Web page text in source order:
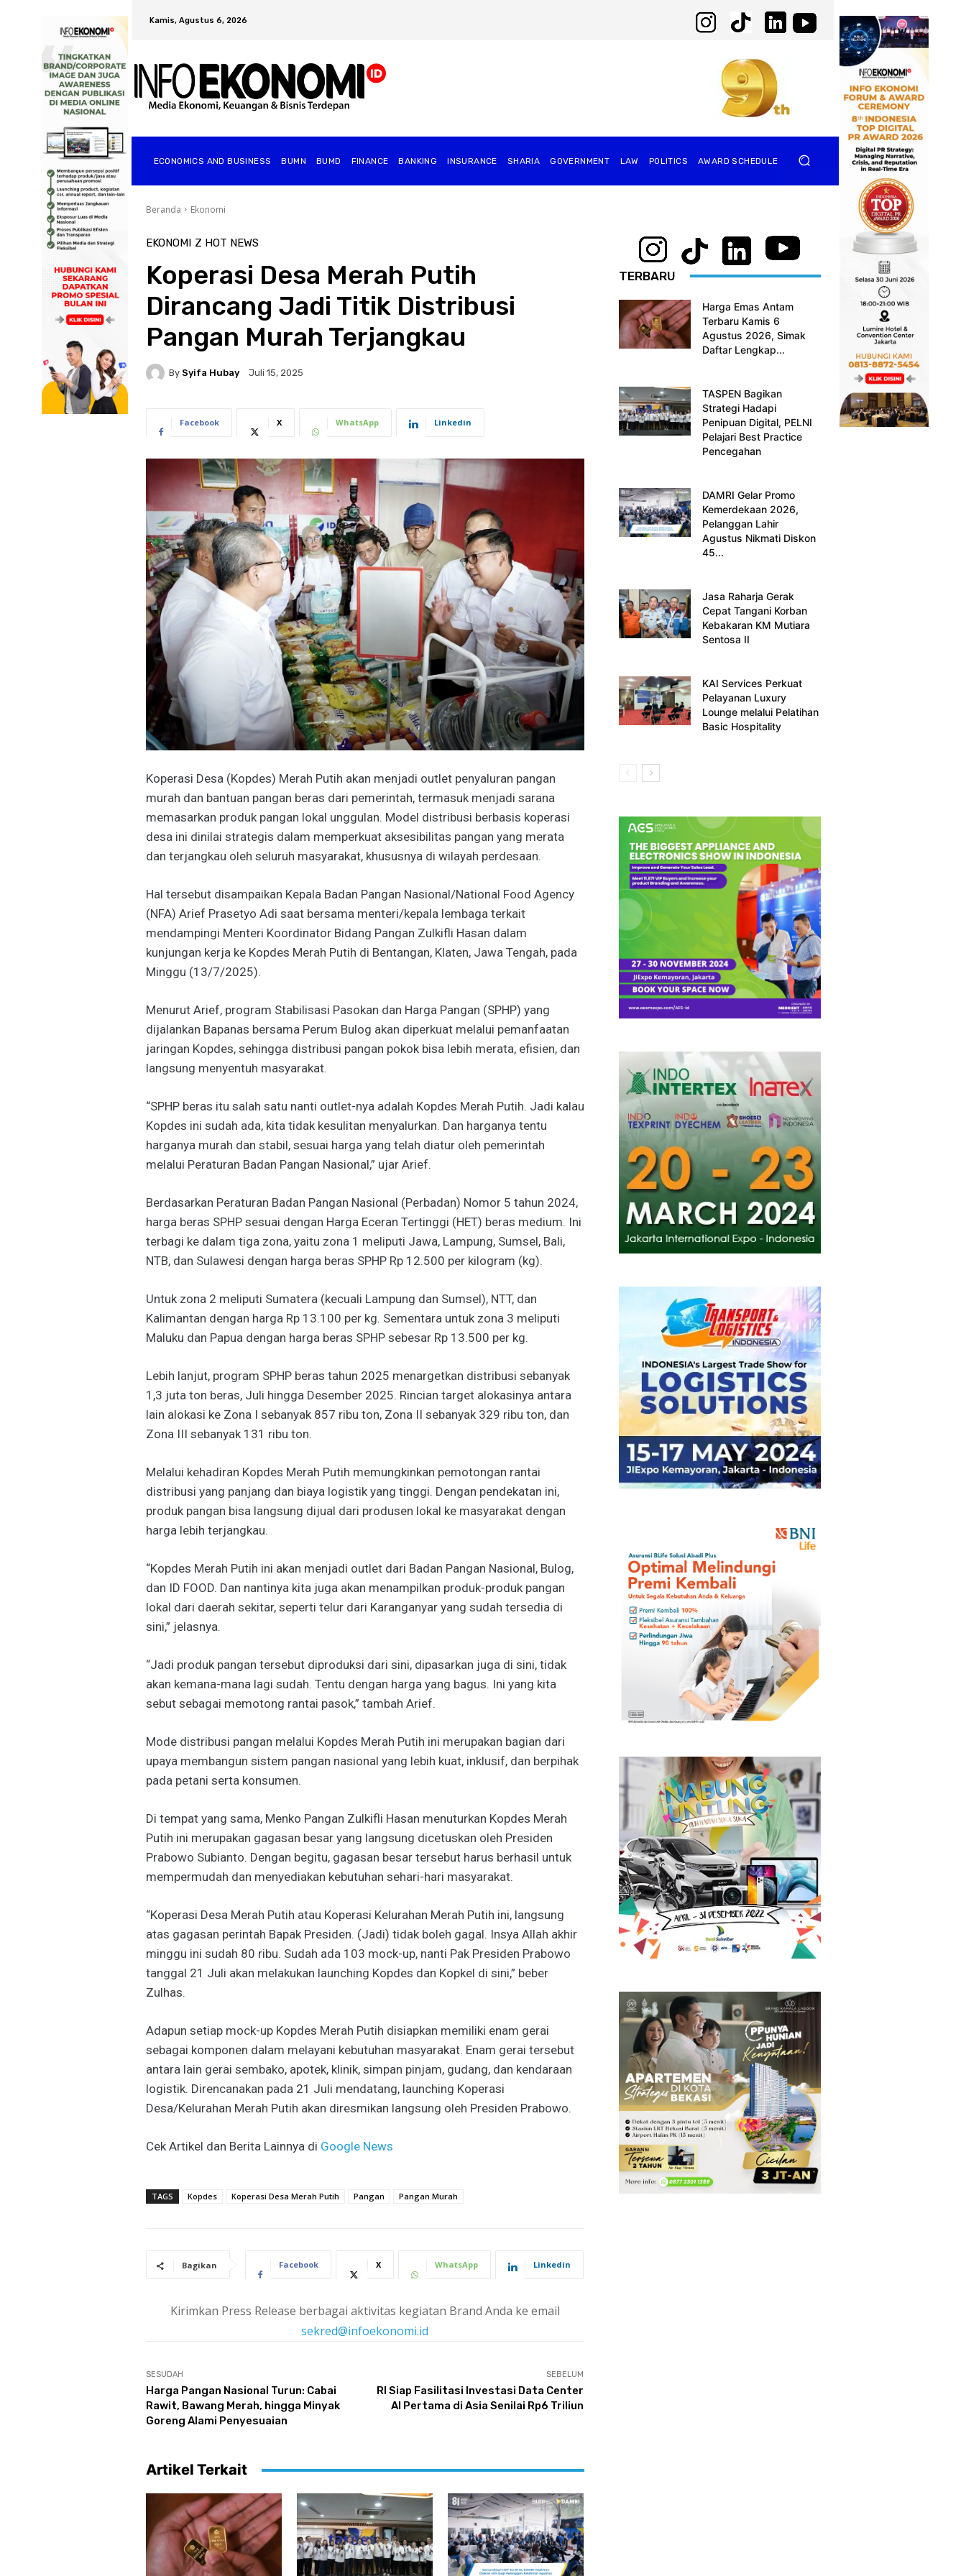
Kamis, Agustus 6, 2026
ECONOMICS AND BUSINESS BUMN BUMD FINANCE BANKING INSURANCE SHARIA GOVERNMENT ⁠LAW POLITICS AWARD SCHEDULE
Beranda Ekonomi
EKONOMI Z HOT NEWS
Koperasi Desa Merah Putih
Dirancang Jadi Titik Distribusi
Pangan Murah Terjangkau
By Syifa Hubay Juli 15, 2025
Facebook X WhatsApp Linkedin
Koperasi Desa (Kopdes) Merah Putih akan menjadi outlet penyaluran pangan
murah dan bantuan pangan beras dari pemerintah, termasuk menjadi sarana
memasarkan produk pangan lokal unggulan. Model distribusi berbasis koperasi
desa ini dinilai strategis dalam memperkuat aksesibilitas pangan yang merata
dan terjangkau oleh seluruh masyarakat, khususnya di wilayah perdesaan.
Hal tersebut disampaikan Kepala Badan Pangan Nasional/National Food Agency
(NFA) Arief Prasetyo Adi saat bersama menteri/kepala lembaga terkait
mendampingi Menteri Koordinator Bidang Pangan Zulkifli Hasan dalam
kunjungan kerja ke Kopdes Merah Putih di Bentangan, Klaten, Jawa Tengah, pada
Minggu (13/7/2025).
Menurut Arief, program Stabilisasi Pasokan dan Harga Pangan (SPHP) yang
dijalankan Bapanas bersama Perum Bulog akan diperkuat melalui pemanfaatan
jaringan Kopdes, sehingga distribusi pangan pokok bisa lebih merata, efisien, dan
langsung menyentuh masyarakat.
“SPHP beras itu salah satu nanti outlet-nya adalah Kopdes Merah Putih. Jadi kalau
Kopdes ini sudah ada, kita tidak kesulitan menyalurkan. Dan harganya tentu
harganya murah dan stabil, sesuai harga yang telah diatur oleh pemerintah
melalui Peraturan Badan Pangan Nasional,” ujar Arief.
Berdasarkan Peraturan Badan Pangan Nasional (Perbadan) Nomor 5 tahun 2024,
harga beras SPHP sesuai dengan Harga Eceran Tertinggi (HET) beras medium. Ini
terbagi ke dalam tiga zona, yaitu zona 1 meliputi Jawa, Lampung, Sumsel, Bali,
NTB, dan Sulawesi dengan harga beras SPHP Rp 12.500 per kilogram (kg).
Untuk zona 2 meliputi Sumatera (kecuali Lampung dan Sumsel), NTT, dan
Kalimantan dengan harga Rp 13.100 per kg. Sementara untuk zona 3 meliputi
Maluku dan Papua dengan harga beras SPHP sebesar Rp 13.500 per kg.
Lebih lanjut, program SPHP beras tahun 2025 menargetkan distribusi sebanyak
1,3 juta ton beras, Juli hingga Desember 2025. Rincian target alokasinya antara
lain alokasi ke Zona I sebanyak 857 ribu ton, Zona II sebanyak 329 ribu ton, dan
Zona III sebanyak 131 ribu ton.
Melalui kehadiran Kopdes Merah Putih memungkinkan pemotongan rantai
distribusi yang panjang dan biaya logistik yang tinggi. Dengan pendekatan ini,
produk pangan bisa langsung dijual dari produsen lokal ke masyarakat dengan
harga lebih terjangkau.
“Kopdes Merah Putih ini akan menjadi outlet dari Badan Pangan Nasional, Bulog,
dan ID FOOD. Dan nantinya kita juga akan menampilkan produk-produk pangan
lokal dari daerah sekitar, seperti telur dari Karanganyar yang sudah tersedia di
sini,” jelasnya.
“Jadi produk pangan tersebut diproduksi dari sini, dipasarkan juga di sini, tidak
akan kemana-mana lagi sudah. Tentu dengan harga yang bagus. Ini yang kita
sebut sebagai memotong rantai pasok,” tambah Arief.
Mode distribusi pangan melalui Kopdes Merah Putih ini merupakan bagian dari
upaya membangun sistem pangan nasional yang lebih kuat, inklusif, dan berpihak
pada petani serta konsumen.
Di tempat yang sama, Menko Pangan Zulkifli Hasan menuturkan Kopdes Merah
Putih ini merupakan gagasan besar yang langsung dicetuskan oleh Presiden
Prabowo Subianto. Dengan begitu, gagasan besar tersebut harus berhasil untuk
mempermudah dan menyediakan kebutuhan sehari-hari masyarakat.
“Koperasi Desa Merah Putih atau Koperasi Kelurahan Merah Putih ini, langsung
atas gagasan perintah Bapak Presiden. (Jadi) tidak boleh gagal. Insya Allah akhir
minggu ini sudah 80 ribu. Sudah ada 103 mock-up, nanti Pak Presiden Prabowo
tanggal 21 Juli akan melakukan launching Kopdes dan Kopkel di sini,” beber
Zulhas.
Adapun setiap mock-up Kopdes Merah Putih disiapkan memiliki enam gerai
sebagai komponen dalam melayani kebutuhan masyarakat. Enam gerai tersebut
antara lain gerai sembako, apotek, klinik, simpan pinjam, gudang, dan kendaraan
logistik. Direncanakan pada 21 Juli mendatang, launching Koperasi
Desa/Kelurahan Merah Putih akan diresmikan langsung oleh Presiden Prabowo.
Cek Artikel dan Berita Lainnya di Google News
TAGS Kopdes Koperasi Desa Merah Putih Pangan Pangan Murah
Bagikan Facebook X WhatsApp Linkedin
Kirimkan Press Release berbagai aktivitas kegiatan Brand Anda ke email
sekred@infoekonomi.id
SESUDAH
Harga Pangan Nasional Turun: Cabai
Rawit, Bawang Merah, hingga Minyak
Goreng Alami Penyesuaian
SEBELUM
RI Siap Fasilitasi Investasi Data Center
AI Pertama di Asia Senilai Rp6 Triliun
Artikel Terkait
TERBARU
Harga Emas Antam
Terbaru Kamis 6
Agustus 2026, Simak
Daftar Lengkap...
TASPEN Bagikan
Strategi Hadapi
Penipuan Digital, PELNI
Pelajari Best Practice
Pencegahan
DAMRI Gelar Promo
Kemerdekaan 2026,
Pelanggan Lahir
Agustus Nikmati Diskon
45...
Jasa Raharja Gerak
Cepat Tangani Korban
Kebakaran KM Mutiara
Sentosa II
KAI Services Perkuat
Pelayanan Luxury
Lounge melalui Pelatihan
Basic Hospitality